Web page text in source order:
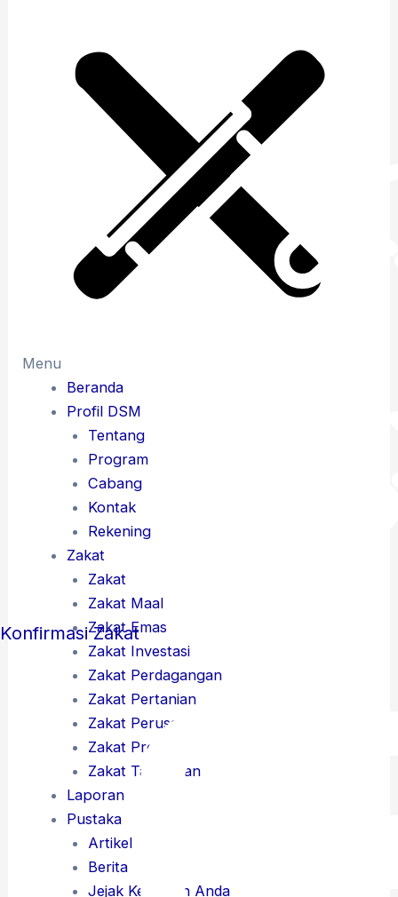
Menu
Beranda
Profil DSM
Tentang
Program
Cabang
Kontak
Rekening
Zakat
Zakat
Zakat Maal
Zakat Emas
Zakat Investasi
Zakat Perdagangan
Zakat Pertanian
Zakat Perusahaan
Zakat Profesi
Zakat Tabungan
Laporan
Pustaka
Artikel
Berita
Jejak Kebaikan Anda
Konfirmasi Zakat